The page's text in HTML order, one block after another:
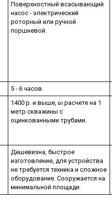
Поверхностный всасывающий
насос - электрический
роторный или ручной
поршневой.
5 - 6 часов.
1400 р. и выше, ы расчете на 1
метр скважины с
оцинкованными трубами.
Дешевизна, быстрое
изготовление, для устройства
не требуется техника и сложное
оборудование. Сооружается на
минимальной площади.